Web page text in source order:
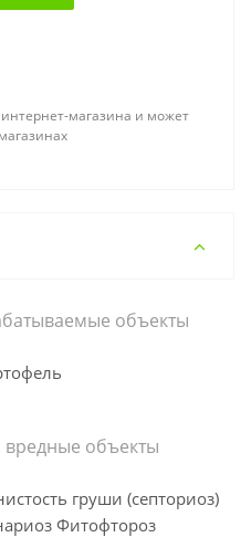
магазина и может
объекты
вредные объекты
груши (септориоз)
Фитофтороз